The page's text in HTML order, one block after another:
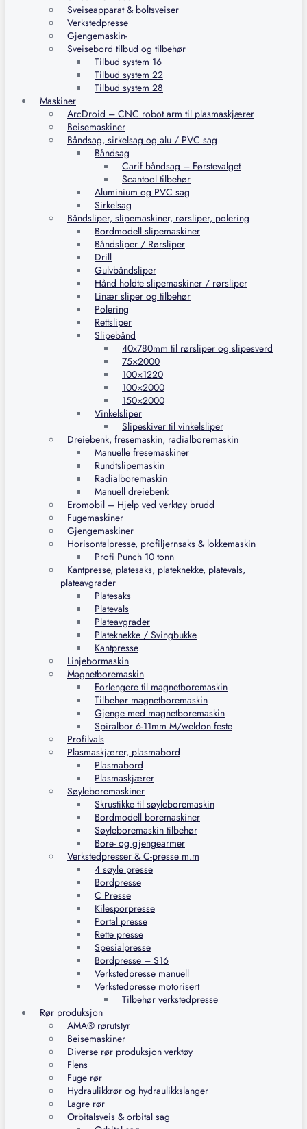
Sveiseapparat & boltsveiser
Verkstedpresse
Gjengemaskin-
Sveisebord tilbud og tilbehør
Tilbud system 16
Tilbud system 22
Tilbud system 28
Maskiner
ArcDroid – CNC robot arm til plasmaskjærer
Beisemaskiner
Båndsag, sirkelsag og alu / PVC sag
Båndsag
Carif båndsag – Førstevalget
Scantool tilbehør
Aluminium og PVC sag
Sirkelsag
Båndsliper, slipemaskiner, rørsliper, polering
Bordmodell slipemaskiner
Båndsliper / Rørsliper
Drill
Gulvbåndsliper
Hånd holdte slipemaskiner / rørsliper
Linær sliper og tilbehør
Polering
Rettsliper
Slipebånd
40x780mm til rørsliper og slipesverd
75×2000
100×1220
100×2000
150×2000
Vinkelsliper
Slipeskiver til vinkelsliper
Dreiebenk, fresemaskin, radialboremaskin
Manuelle fresemaskiner
Rundtslipemaskin
Radialboremaskin
Manuell dreiebenk
Eromobil – Hjelp ved verktøy brudd
Fugemaskiner
Gjengemaskiner
Horisontalpresse, profiljernsaks & lokkemaskin
Profi Punch 10 tonn
Kantpresse, platesaks, plateknekke, platevals,
plateavgrader
Platesaks
Platevals
Plateavgrader
Plateknekke / Svingbukke
Kantpresse
Linjebormaskin
Magnetboremaskin
Forlengere til magnetboremaskin
Tilbehør magnetboremaskin
Gjenge med magnetboremaskin
Spiralbor 6-11mm M/weldon feste
Profilvals
Plasmaskjærer, plasmabord
Plasmabord
Plasmaskjærer
Søyleboremaskiner
Skrustikke til søyleboremaskin
Bordmodell boremaskiner
Søyleboremaskin tilbehør
Bore- og gjengearmer
Verkstedpresser & C-presse m.m
4 søyle presse
Bordpresse
C Presse
Kilesporpresse
Portal presse
Rette presse
Spesialpresse
Bordpresse – S16
Verkstedpresse manuell
Verkstedpresse motorisert
Tilbehør verkstedpresse
Rør produksjon
AMA® rørutstyr
Beisemaskiner
Diverse rør produksjon verktøy
Flens
Fuge rør
Hydraulikkrør og hydraulikkslanger
Lagre rør
Orbitalsveis & orbital sag